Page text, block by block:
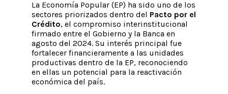
La Economía Popular (EP) ha sido uno de los
sectores priorizados dentro del Pacto por el
Crédito, el compromiso interinstitucional
firmado entre el Gobierno y la Banca en
agosto del 2024. Su interés principal fue
fortalecer financieramente a las unidades
productivas dentro de la EP, reconociendo
en ellas un potencial para la reactivación
económica del país.